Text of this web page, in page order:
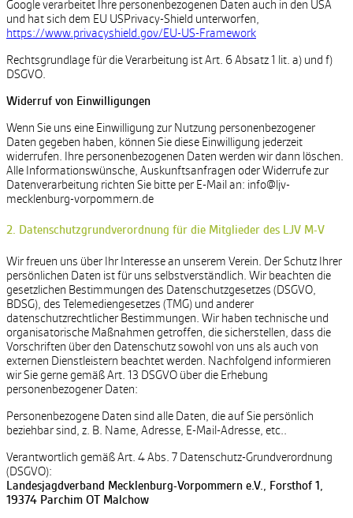
Google verarbeitet Ihre personenbezogenen Daten auch in den USA
und hat sich dem EU USPrivacy-Shield unterworfen,
https://www.privacyshield.gov/EU-US-Framework
Rechtsgrundlage für die Verarbeitung ist Art. 6 Absatz 1 lit. a) und f)
DSGVO.
Widerruf von Einwilligungen
Wenn Sie uns eine Einwilligung zur Nutzung personenbezogener
Daten gegeben haben, können Sie diese Einwilligung jederzeit
widerrufen. Ihre personenbezogenen Daten werden wir dann löschen.
Alle Informationswünsche, Auskunftsanfragen oder Widerrufe zur
Datenverarbeitung richten Sie bitte per E-Mail an: info@ljv-
mecklenburg-vorpommern.de
2. Datenschutzgrundverordnung für die Mitglieder des LJV M-V
Wir freuen uns über Ihr Interesse an unserem Verein. Der Schutz Ihrer
persönlichen Daten ist für uns selbstverständlich. Wir beachten die
gesetzlichen Bestimmungen des Datenschutzgesetzes (DSGVO,
BDSG), des Telemediengesetzes (TMG) und anderer
datenschutzrechtlicher Bestimmungen. Wir haben technische und
organisatorische Maßnahmen getroffen, die sicherstellen, dass die
Vorschriften über den Datenschutz sowohl von uns als auch von
externen Dienstleistern beachtet werden. Nachfolgend informieren
wir Sie gerne gemäß Art. 13 DSGVO über die Erhebung
personenbezogener Daten:
Personenbezogene Daten sind alle Daten, die auf Sie persönlich
beziehbar sind, z. B. Name, Adresse, E-Mail-Adresse, etc..
Verantwortlich gemäß Art. 4 Abs. 7 Datenschutz-Grundverordnung
(DSGVO):
Landesjagdverband Mecklenburg-Vorpommern e.V., Forsthof 1,
19374 Parchim OT Malchow